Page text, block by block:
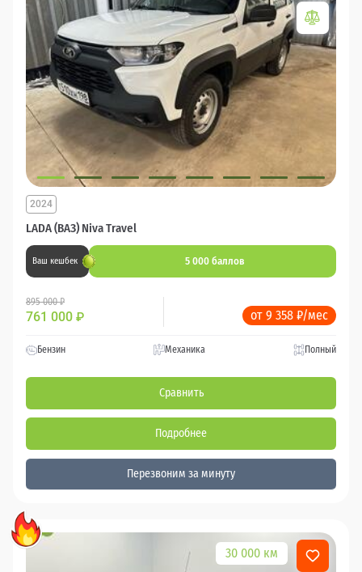
LADA (ВАЗ) Niva Travel
2024
Ваш кешбек 5 000 баллов
895 000 ₽
761 000 ₽ от 9 358 ₽/мес
Бензин Механика Полный
Сравнить
Подробнее
Перезвоним за минуту
30 000 км